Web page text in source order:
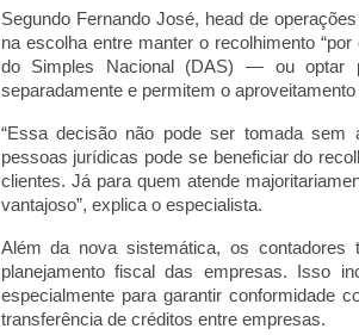
Segundo Fernando José, head de
na escolha entre manter o recolhimento
do Simples Nacional (DAS) — ou optar
separadamente e permitem o
“Essa decisão não pode ser tomada sem
pessoas jurídicas pode se beneficiar do
clientes. Já para quem atende
vantajoso”, explica o especialista.
Além da nova sistemática, os
planejamento fiscal das empresas. Isso
especialmente para garantir conformidade
transferência de créditos entre empresas.